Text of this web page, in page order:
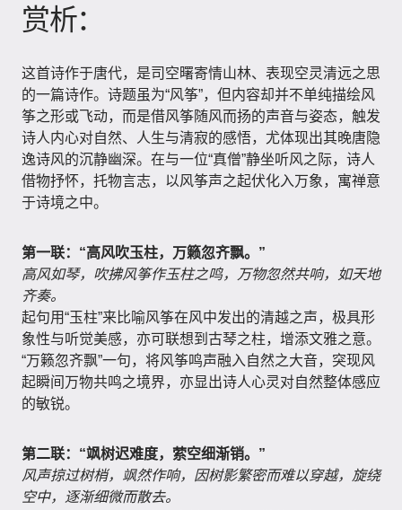
赏析：
这首诗作于唐代，是司空曙寄情山林、表现空灵清远之思
的一篇诗作。诗题虽为“风筝”，但内容却并不单纯描绘风
筝之形或飞动，而是借风筝随风而扬的声音与姿态，触发
诗人内心对自然、人生与清寂的感悟，尤体现出其晚唐隐
逸诗风的沉静幽深。在与一位“真僧”静坐听风之际，诗人
借物抒怀，托物言志，以风筝声之起伏化入万象，寓禅意
于诗境之中。
第一联：“高风吹玉柱，万籁忽齐飘。”
高风如琴，吹拂风筝作玉柱之鸣，万物忽然共响，如天地
齐奏。
起句用“玉柱”来比喻风筝在风中发出的清越之声，极具形
象性与听觉美感，亦可联想到古琴之柱，增添文雅之意。
“万籁忽齐飘”一句，将风筝鸣声融入自然之大音，突现风
起瞬间万物共鸣之境界，亦显出诗人心灵对自然整体感应
的敏锐。
第二联：“飒树迟难度，萦空细渐销。”
风声掠过树梢，飒然作响，因树影繁密而难以穿越，旋绕
空中，逐渐细微而散去。